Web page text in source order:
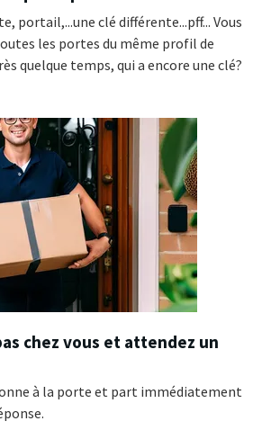
portail,...une clé différente...pff... Vous
les portes du même profil de
quelque temps, qui a encore une clé?
chez vous et attendez un
à la porte et part immédiatement